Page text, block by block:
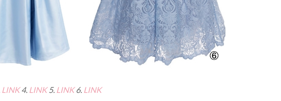
LINK4. LINK5. LINK6. LINK